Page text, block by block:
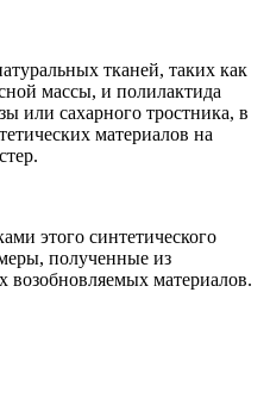
тканей, таких как
массы, и полилактида
или сахарного тростника, в
материалов на
этого синтетического
полученные из
возобновляемых материалов.